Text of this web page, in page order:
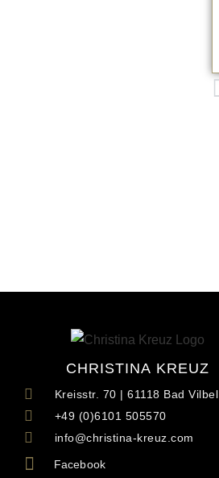
CHRISTINA KREUZ
Kreisstr. 70 | 61118 Bad Vilbel
+49 (0)6101 505570
info@christina-kreuz.com
Facebook